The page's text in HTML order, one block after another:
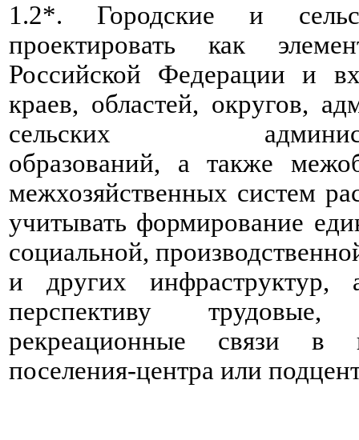
1.2*. Городские и
проектировать как
Российской Федерации и
краев, областей, округов,
сельских
образований, а также
межхозяйственных систем
учитывать формирование
социальной,
и других инфраструктур,
перспективу
рекреационные связи в
поселения-центра или